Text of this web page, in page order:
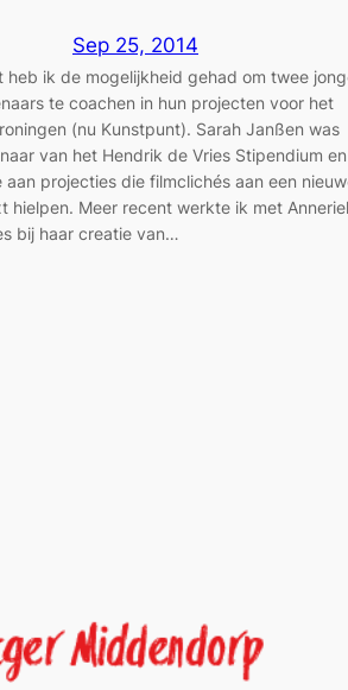
Sep 25, 2014
heb ik de mogelijkheid gehad om twee
te coachen in hun projecten voor het
(nu Kunstpunt). Sarah Janßen was
van het Hendrik de Vries Stipendium en
aan projecties die filmclichés aan een
hielpen. Meer recent werkte ik met
bij haar creatie van…